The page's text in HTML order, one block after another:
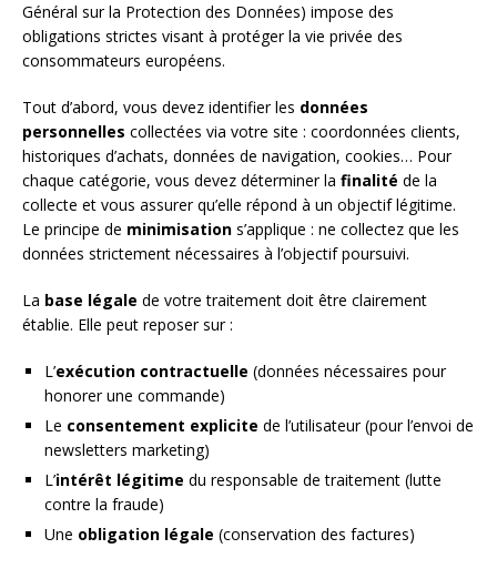
Général sur la Protection des Données) impose des
obligations strictes visant à protéger la vie privée des
consommateurs européens.
Tout d’abord, vous devez identifier les données
personnelles collectées via votre site : coordonnées clients,
historiques d’achats, données de navigation, cookies… Pour
chaque catégorie, vous devez déterminer la finalité de la
collecte et vous assurer qu’elle répond à un objectif légitime.
Le principe de minimisation s’applique : ne collectez que les
données strictement nécessaires à l’objectif poursuivi.
La base légale de votre traitement doit être clairement
établie. Elle peut reposer sur :
L’exécution contractuelle (données nécessaires pour
honorer une commande)
Le consentement explicite de l’utilisateur (pour l’envoi de
newsletters marketing)
L’intérêt légitime du responsable de traitement (lutte
contre la fraude)
Une obligation légale (conservation des factures)